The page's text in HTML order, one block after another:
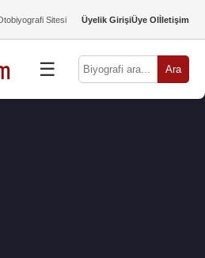
Sitesi Üyelik GirişiÜye Olİletişim
☰ Ara